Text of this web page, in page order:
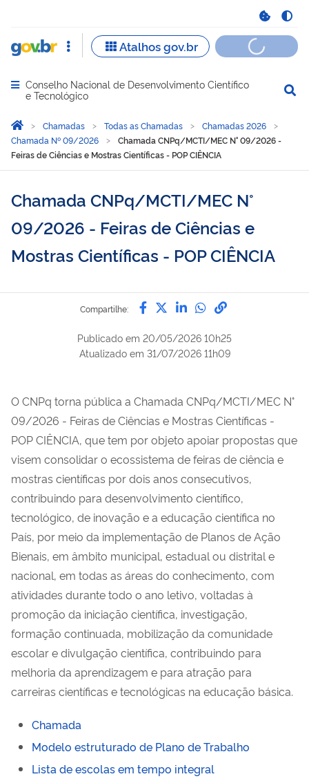
Abrir menu principal de navegação
Conselho Nacional de Desenvolvimento Científico
e Tecnológico
Você está aqui:
Página Inicial
Chamadas Todas as Chamadas
Chamadas 2026
Chamada Nº 09/2026
Chamada CNPq/MCTI/MEC N° 09/2026 -
Feiras de Ciências e Mostras Científicas - POP CIÊNCIA
Chamada CNPq/MCTI/MEC N°
09/2026 - Feiras de Ciências e
Mostras Científicas - POP CIÊNCIA
Compartilhe: Compartilhe por Facebook
Compartilhe por Twitter
Compartilhe por
Compartilhe
link para
Publicado em 20/05/2026 10h25
Atualizado em 31/07/2026 11h09
O CNPq torna pública a Chamada CNPq/MCTI/MEC N°
09/2026 - Feiras de Ciências e Mostras Científicas -
POP CIÊNCIA, que tem por objeto apoiar propostas que
visem consolidar o ecossistema de feiras de ciência e
mostras científicas por dois anos consecutivos,
contribuindo para desenvolvimento científico,
tecnológico, de inovação e a educação científica no
País, por meio da implementação de Planos de Ação
Bienais, em âmbito municipal, estadual ou distrital e
nacional, em todas as áreas do conhecimento, com
atividades durante todo o ano letivo, voltadas à
promoção da iniciação científica, investigação,
formação continuada, mobilização da comunidade
escolar e divulgação científica, contribuindo para
melhoria da aprendizagem e para atração para
carreiras científicas e tecnológicas na educação básica.
Chamada
Modelo estruturado de Plano de Trabalho
Lista de escolas em tempo integral